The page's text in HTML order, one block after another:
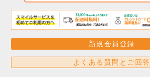
新規会員登録
よくある質問とご回答